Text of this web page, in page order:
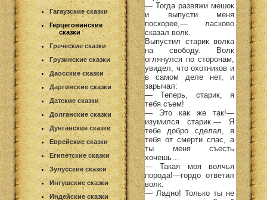
Гагаузские сказки
Герцеговинские
сказки
Греческие сказки
Грузинские сказки
Даосские сказки
Даргинские сказки
Датские сказки
Долганские сказки
Дунганские сказки
Еврейские сказки
Египетские сказки
Зулусские сказки
Ингушские сказки
Индейские сказки
— Тогда развяжи мешок
и выпусти меня
поскорее,— ласково
сказал волк.
Выпустил старик волка
на свободу. Волк
оглянулся по сторонам,
увидел, что охотников и
в самом деле нет, и
зарычал:
— Теперь, старик, я
тебя съем!
— Это как же так!—
изумился старик.— Я
тебе добро сделал, я
тебя от смерти спас, а
ты меня съесть
хочешь…
— Такая моя волчья
порода!—гордо ответил
волк.
— Ладно! Только ты не